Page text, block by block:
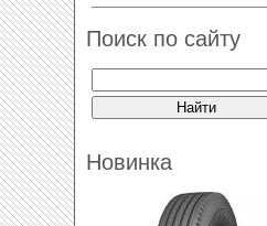
Поиск по сайту
Новинка